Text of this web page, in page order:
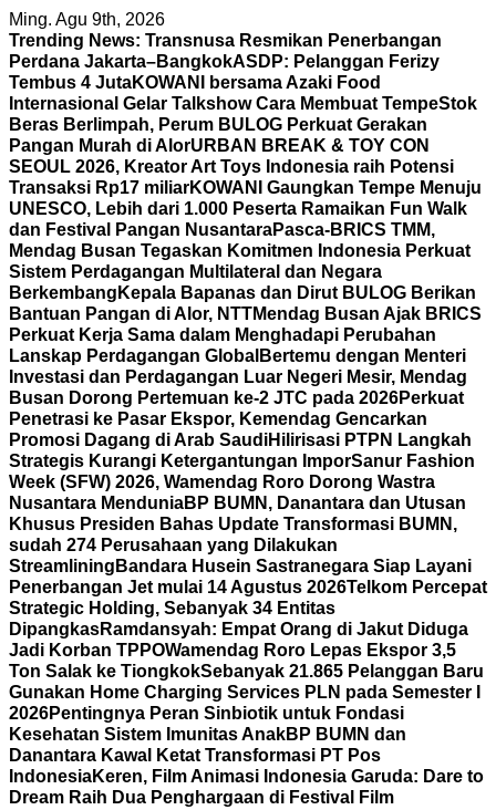
Skip
to
content
Ming. Agu 9th, 2026
Trending News: Transnusa Resmikan Penerbangan
Perdana Jakarta–BangkokASDP: Pelanggan Ferizy
Tembus 4 JutaKOWANI bersama Azaki Food
Internasional Gelar Talkshow Cara Membuat TempeStok
Beras Berlimpah, Perum BULOG Perkuat Gerakan
Pangan Murah di AlorURBAN BREAK & TOY CON
SEOUL 2026, Kreator Art Toys Indonesia raih Potensi
Transaksi Rp17 miliarKOWANI Gaungkan Tempe Menuju
UNESCO, Lebih dari 1.000 Peserta Ramaikan Fun Walk
dan Festival Pangan NusantaraPasca-BRICS TMM,
Mendag Busan Tegaskan Komitmen Indonesia Perkuat
Sistem Perdagangan Multilateral dan Negara
Berkembang Kepala Bapanas dan Dirut BULOG Berikan
Bantuan Pangan di Alor, NTTMendag Busan Ajak BRICS
Perkuat Kerja Sama dalam Menghadapi Perubahan
Lanskap Perdagangan Global Bertemu dengan Menteri
Investasi dan Perdagangan Luar Negeri Mesir, Mendag
Busan Dorong Pertemuan ke-2 JTC pada 2026Perkuat
Penetrasi ke Pasar Ekspor, Kemendag Gencarkan
Promosi Dagang di Arab SaudiHilirisasi PTPN Langkah
Strategis Kurangi Ketergantungan ImporSanur Fashion
Week (SFW) 2026, Wamendag Roro Dorong Wastra
Nusantara MenduniaBP BUMN, Danantara dan Utusan
Khusus Presiden Bahas Update Transformasi BUMN,
sudah 274 Perusahaan yang Dilakukan
Streamlining Bandara Husein Sastranegara Siap Layani
Penerbangan Jet mulai 14 Agustus 2026Telkom Percepat
Strategic Holding, Sebanyak 34 Entitas
DipangkasRamdansyah: Empat Orang di Jakut Diduga
Jadi Korban TPPOWamendag Roro Lepas Ekspor 3,5
Ton Salak ke TiongkokSebanyak 21.865 Pelanggan Baru
Gunakan Home Charging Services PLN pada Semester I
2026Pentingnya Peran Sinbiotik untuk Fondasi
Kesehatan Sistem Imunitas AnakBP BUMN dan
Danantara Kawal Ketat Transformasi PT Pos
IndonesiaKeren, Film Animasi Indonesia Garuda: Dare to
Dream Raih Dua Penghargaan di Festival Film